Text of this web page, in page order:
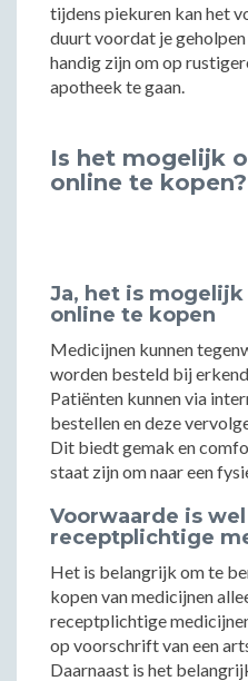
tijdens piekuren kan het
duurt voordat je
handig zijn om op
apotheek te gaan.
Is het mogelijk
online te kopen?
Ja, het is
online te kopen
Medicijnen kunnen
worden besteld bij
Patiënten kunnen via
bestellen en deze
Dit biedt gemak en
staat zijn om naar een
Voorwaarde is
receptplichtige
Het is belangrijk om te
kopen van medicijnen
receptplichtige
op voorschrift van een
Daarnaast is het